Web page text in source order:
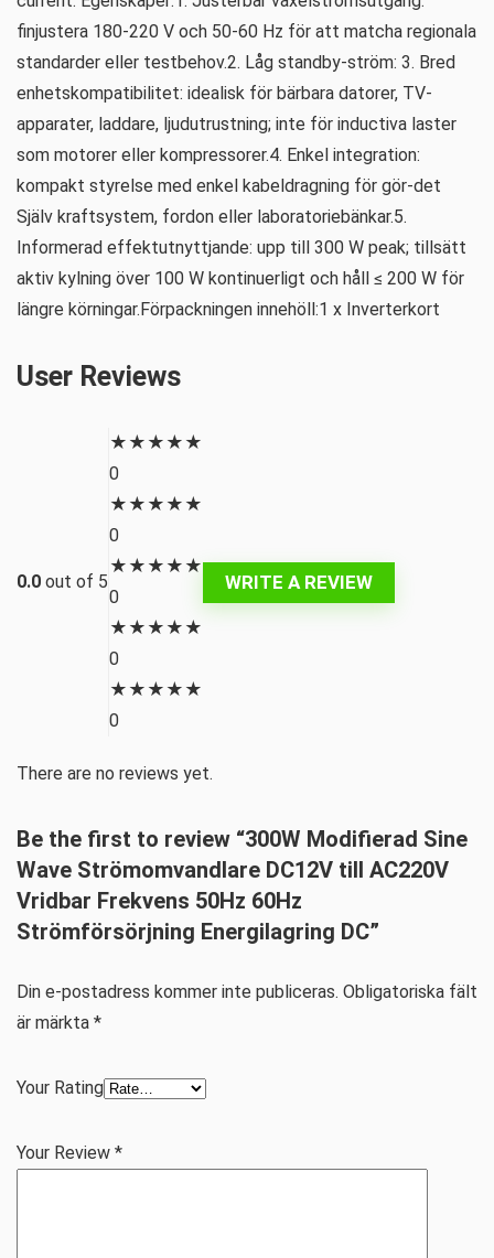
finjustera 180-220 V och 50-60 Hz för att matcha regionala
standarder eller testbehov.2. Låg standby-ström: 3. Bred
enhetskompatibilitet: idealisk för bärbara datorer, TV-
apparater, laddare, ljudutrustning; inte för inductiva laster
som motorer eller kompressorer.4. Enkel integration:
kompakt styrelse med enkel kabeldragning för gör-det
Själv kraftsystem, fordon eller laboratoriebänkar.5.
Informerad effektutnyttjande: upp till 300 W peak; tillsätt
aktiv kylning över 100 W kontinuerligt och håll ≤ 200 W för
längre körningar.Förpackningen innehöll:1 x Inverterkort
User Reviews
0.0 out of 5
★ ★ ★ ★ ★
0
★ ★ ★ ★ ★
0
★ ★ ★ ★ ★
0
★ ★ ★ ★ ★
0
★ ★ ★ ★ ★
0
WRITE A REVIEW
There are no reviews yet.
Be the first to review “300W Modifierad Sine
Wave Strömomvandlare DC12V till AC220V
Vridbar Frekvens 50Hz 60Hz
Strömförsörjning Energilagring DC”
Din e-postadress kommer inte publiceras. Obligatoriska fält
är märkta *
Your Rating
Your Review *